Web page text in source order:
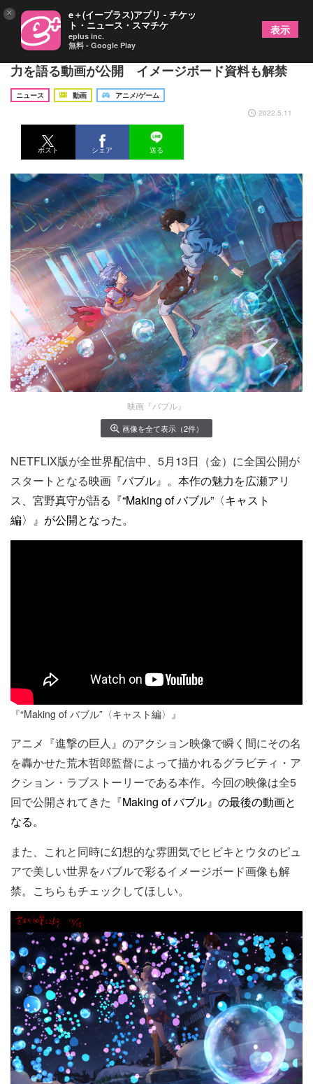
映画『バブル』 広瀬アリス、宮野真守が本作の魅
力を語る動画が公開 イメージボード資料も解禁
ニュース 動画
アニメ/ゲーム
2022.5.11
ポスト シェア 送る
映画『バブル』
画像を全て表示（2件）
NETFLIX版が全世界配信中、5月13日（金）に全国公開が
スタートとなる映画『バブル』。本作の魅力を広瀬アリ
ス、宮野真守が語る 『“Making ofバブル”〈キャスト
編〉』が公開となった。
『“Making of バブル”〈キャスト編〉』
アニメ『進撃の巨人』のアクション映像で瞬く間にその名
を轟かせた荒木哲郎監督によって描かれるグラビティ・ア
クション・ラブストーリーである本作。今回の映像は全5
回で公開されてきた『Making ofバブル』の最後の動画と
なる。
また、これと同時に幻想的な雰囲気でヒビキとウタのピュ
アで美しい世界をバブルで彩るイメージボード画像も解
禁。こちらもチェックしてほしい。
× e＋(イープラス)アプリ - チケッ
ト・ニュース・スマチケ
eplus inc.
無料 - Google Play
表示